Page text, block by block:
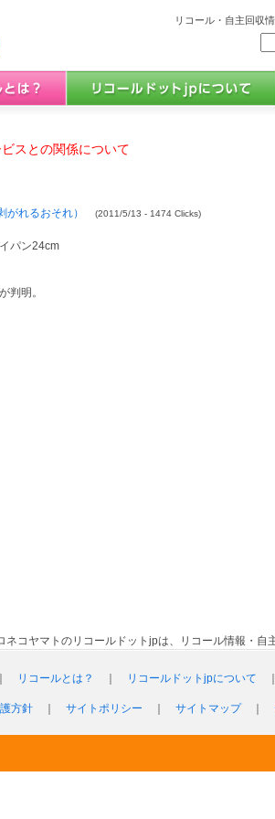
リコール・自主回収
スとの関係について
れるおそれ）
(2011/5/13 - 1474 Clicks)
パン24cm
判明。
ネコヤマトのリコールドットjpは、リコール情報・自
リコールとは？ リコールドットjpについて
方針 サイトポリシー サイトマップ｜